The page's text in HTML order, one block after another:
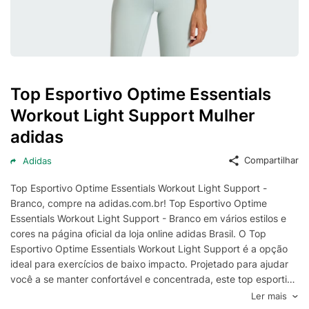
Top Esportivo Optime Essentials
Workout Light Support Mulher
adidas
Adidas Compartilhar
Top Esportivo Optime Essentials Workout Light Support -
Branco, compre na adidas.com.br! Top Esportivo Optime
Essentials Workout Light Support - Branco em vários estilos e
cores na página oficial da loja online adidas Brasil. O Top
Esportivo Optime Essentials Workout Light Support é a opção
ideal para exercícios de baixo impacto. Projetado para ajudar
você a se manter confortável e concentrada, este top esportivo
apresenta um tecido respirável e macio. As bordas suaves
Ler mais